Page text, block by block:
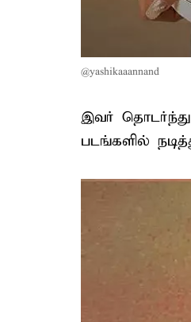
@yashikaaannand
இவர் தொடர்ந்து
படங்களில்